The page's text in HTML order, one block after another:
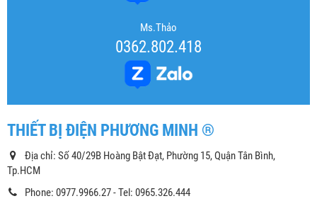
Ms.Thảo
0362.802.418
THIẾT BỊ ĐIỆN PHƯƠNG MINH ®
Địa chỉ: Số 40/29B Hoàng Bật Đạt, Phường 15, Quận Tân Bình,
Tp.HCM
Phone: 0977.9966.27 - Tel: 0965.326.444